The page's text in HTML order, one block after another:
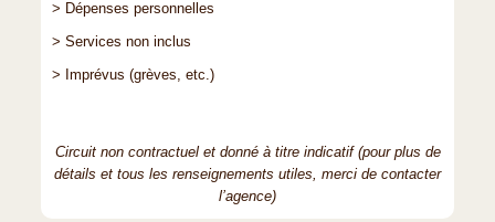
> Dépenses personnelles
> Services non inclus
> Imprévus (grèves, etc.)
Circuit non contractuel et donné à titre indicatif (pour plus de
détails et tous les renseignements utiles, merci de contacter
l’agence)